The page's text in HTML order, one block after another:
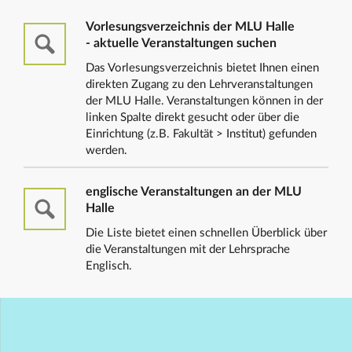
Vorlesungsverzeichnis der MLU Halle
- aktuelle Veranstaltungen suchen
Das Vorlesungsverzeichnis bietet Ihnen einen
direkten Zugang zu den Lehrveranstaltungen
der MLU Halle. Veranstaltungen können in der
linken Spalte direkt gesucht oder über die
Einrichtung (z.B. Fakultät > Institut) gefunden
werden.
englische Veranstaltungen an der MLU
Halle
Die Liste bietet einen schnellen Überblick über
die Veranstaltungen mit der Lehrsprache
Englisch.